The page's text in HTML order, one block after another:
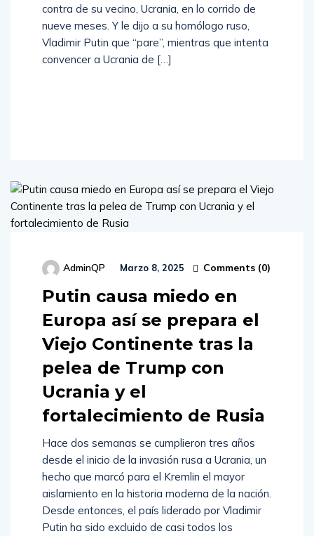
contra de su vecino, Ucrania, en lo corrido de
nueve meses. Y le dijo a su homólogo ruso,
Vladimir Putin que “pare”, mientras que intenta
convencer a Ucrania de […]
AdminQP Marzo 8, 2025 Comments (0)
Putin causa miedo en
Europa así se prepara el
Viejo Continente tras la
pelea de Trump con
Ucrania y el
fortalecimiento de Rusia
Hace dos semanas se cumplieron tres años
desde el inicio de la invasión rusa a Ucrania, un
hecho que marcó para el Kremlin el mayor
aislamiento en la historia moderna de la nación.
Desde entonces, el país liderado por Vladimir
Putin ha sido excluido de casi todos los